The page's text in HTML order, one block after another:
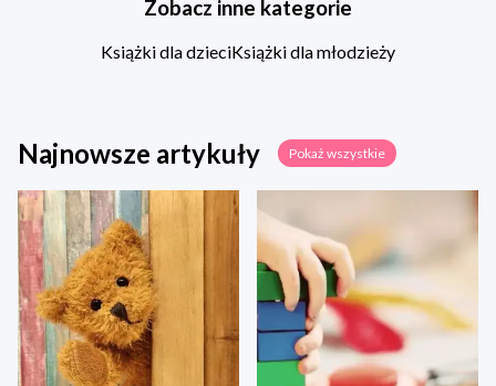
Zobacz inne kategorie
Książki dla dzieciKsiążki dla młodzieży
Najnowsze artykuły Pokaż wszystkie